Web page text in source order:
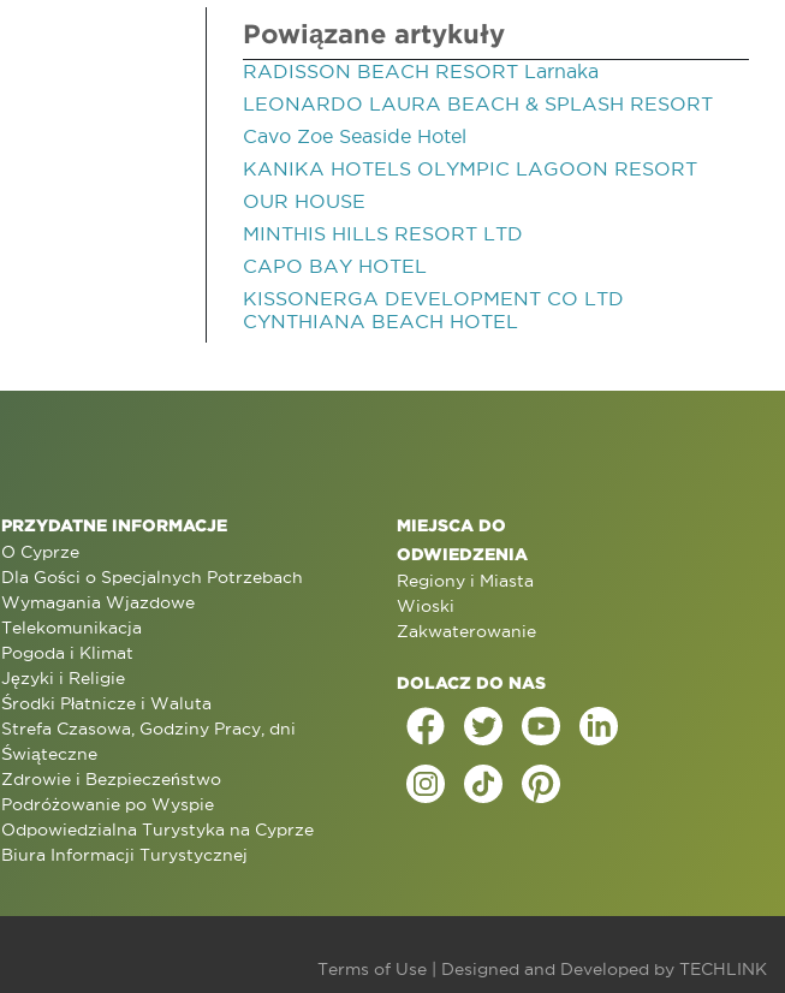
Powiązane artykuły
RADISSON BEACH RESORT Larnaka
LEONARDO LAURA BEACH & SPLASH RESORT
Cavo Zoe Seaside Hotel
KANIKA HOTELS OLYMPIC LAGOON RESORT
OUR HOUSE
MINTHIS HILLS RESORT LTD
CAPO BAY HOTEL
KISSONERGA DEVELOPMENT CO LTD
CYNTHIANA BEACH HOTEL
PRZYDATNE INFORMACJE
O Cyprze
Dla Gości o Specjalnych Potrzebach
Wymagania Wjazdowe
Telekomunikacja
Pogoda i Klimat
Języki i Religie
Środki Płatnicze i Waluta
Strefa Czasowa, Godziny Pracy, dni
Świąteczne
Zdrowie i Bezpieczeństwo
Podróżowanie po Wyspie
Odpowiedzialna Turystyka na Cyprze
Biura Informacji Turystycznej
MIEJSCA DO
ODWIEDZENIA
Regiony i Miasta
Wioski
Zakwaterowanie
DOLACZ DO NAS
Terms of Use | Designed and Developed by TECHLINK